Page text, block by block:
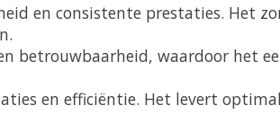
en consistente prestaties. Het
betrouwbaarheid, waardoor het
en efficiëntie. Het levert